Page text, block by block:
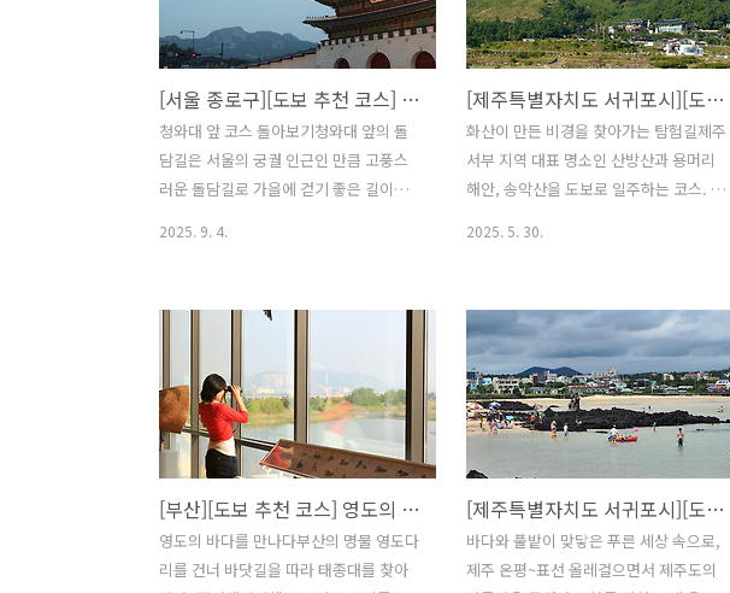
[서울 종로구][도보 추천 코스] 청와대 앞 코스 돌아보기
청와대 앞 코스 돌아보기청와대 앞의 돌
담길은 서울의 궁궐 인근인 만큼 고풍스
러운 돌담길로 가을에 걷기 좋은 길이다.
팔레 드 서울에서 작가들의 예술적인 작
품을 감상하고 즐기는 하루는 많은 것을
생각하게 할 것이다.출처:이야기를 따라
한양 도성을 걷다. ※ 소개 정보 - 코스 총
거리 : 4.98km - 코스 일정 : 기타 - 코스
총 소요시간 : 5시간 - 코스 테마 : ----지자
체----- 광화문 - 홈페이지 :
https://royal.khs.go.kr광화문은 경복
궁의 남문이며, 궁성의 정문이다. 광화문
은 국왕이 드나드는 정문이기도 했지만,
2025. 9. 4.
[제주특별자치도 서귀포시][도보 추천 코스] 화산이 만든 비경을 찾아가는 탐험길
화산이 만든 비경을 찾아가는 탐험길제주
서부 지역 대표 명소인 산방산과 용머리
해안, 송악산을 도보로 일주하는 코스. 산
산에서 바라보는 형제섬과 가파도, 마라
도 풍경도 놓칠 수 없다. 바다와 나란히 걷
는 사계해안도로는 제주 올레 10코스이기
도 하다. ※ 소개 정보 - 코스 총거리 :
5km - 코스 일정 : 기타 - 코스 총 소요시
간 : 6시간 - 코스 테마 : ----지자체-----
산방산 - 홈페이지 :
http://www.visitjeju.net/산방산은 제
주 서남부 지역의 평탄한 지형 위에 우뚝
솟은 타원형의 돔형(dome) 화산으로 한
2025. 5. 30.
[부산][도보 추천 코스] 영도의 바다를 만나다
영도의 바다를 만나다부산의 명물 영도다
리를 건너 바닷길을 따라 태종대를 찾아
[제주특별자치도 서귀포시][도보 추천 코스] 바다와 풀밭이 맞닿은 푸른 세상 속으로, 제주 온평~표선 올레
바다와 풀밭이 맞닿은 푸른 세상 속으로,
제주 온평~표선 올레걸으면서 제주도의